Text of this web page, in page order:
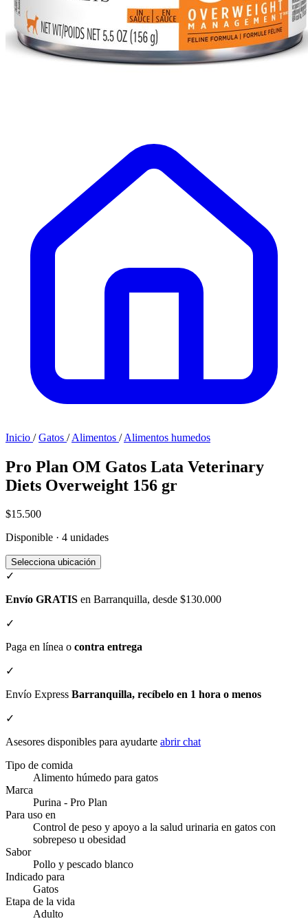
Inicio / Gatos / Alimentos / Alimentos humedos
Pro Plan OM Gatos Lata Veterinary
Diets Overweight 156 gr
$15.500
Disponible · 4 unidades
Selecciona ubicación
✓
Envío GRATIS en Barranquilla, desde $130.000
✓
Paga en línea o contra entrega
✓
Envío Express Barranquilla, recíbelo en 1 hora o menos
✓
Asesores disponibles para ayudarte abrir chat
Tipo de comida
Alimento húmedo para gatos
Marca
Purina - Pro Plan
Para uso en
Control de peso y apoyo a la salud urinaria en gatos con
sobrepeso u obesidad
Sabor
Pollo y pescado blanco
Indicado para
Gatos
Etapa de la vida
Adulto